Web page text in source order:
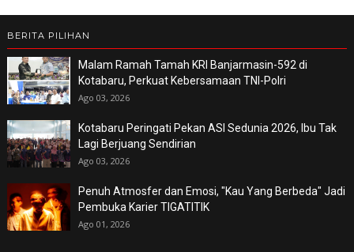
BERITA PILIHAN
Malam Ramah Tamah KRI Banjarmasin-592 di
Kotabaru, Perkuat Kebersamaan TNI-Polri
Ago 03, 2026
Kotabaru Peringati Pekan ASI Sedunia 2026, Ibu Tak
Lagi Berjuang Sendirian
Ago 03, 2026
Penuh Atmosfer dan Emosi, "Kau Yang Berbeda" Jadi
Pembuka Karier TIGATITIK
Ago 01, 2026